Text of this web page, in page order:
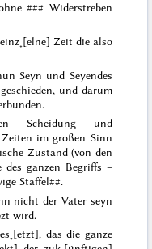
### Widerstreben
Zeit die also
Seyn und Seyendes
und darum
Scheidung und
im großen Sinn
Zustand (von den
des ganzen Begriffs –
Staffel##.
nicht der Vater seyn
wird.
das die ganze